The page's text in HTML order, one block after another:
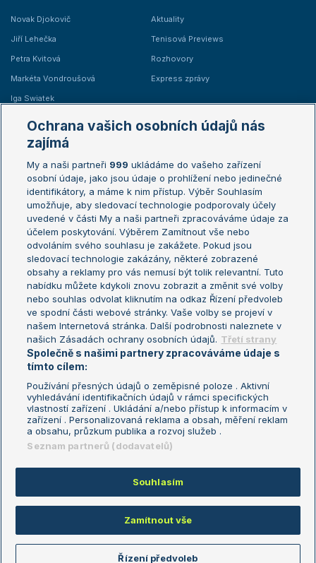
Novak Djokovič
Jiří Lehečka
Petra Kvitová
Markéta Vondroušová
Iga Swiatek
Aktuality
Tenisová Previews
Rozhovory
Express zprávy
Žebříčky
Žebříček ATP (muži)
Žebříček WTA (ženy)
Sázkařský žebříček
Australian Open
French Open
Wimbledon
US Open
Turnaj mistrů
Turnaj mistryň
Aktualní trendy
Fotbalové přestupy
Livesport Daily
LS Prague Open
Podmínky užití
Nastavení soukromí
GDPR a žurnalistika
Reklama
Kontakt
Informace o zpracování osobních
údajů
Copyright © 2008-2026 TenisPortal.cz. Využíváme zpravodajství ČTK.
Ochrana vašich osobních údajů nás
zajímá
My a naši partneři 999 ukládáme do vašeho zařízení
osobní údaje, jako jsou údaje o prohlížení nebo jedinečné
identifikátory, a máme k nim přístup. Výběr Souhlasím
umožňuje, aby sledovací technologie podporovaly účely
uvedené v části My a naši partneři zpracováváme údaje za
účelem poskytování. Výběrem Zamítnout vše nebo
odvoláním svého souhlasu je zakážete. Pokud jsou
sledovací technologie zakázány, některé zobrazené
obsahy a reklamy pro vás nemusí být tolik relevantní. Tuto
nabídku můžete kdykoli znovu zobrazit a změnit své volby
nebo souhlas odvolat kliknutím na odkaz Řízení předvoleb
ve spodní části webové stránky. Vaše volby se projeví v
našem Internetová stránka. Další podrobnosti naleznete v
našich Zásadách ochrany osobních údajů. Třetí strany
Společně s našimi partnery zpracováváme údaje s
tímto cílem:
Používání přesných údajů o zeměpisné poloze . Aktivní
vyhledávání identifikačních údajů v rámci specifických
vlastností zařízení . Ukládání a/nebo přístup k informacím v
zařízení . Personalizovaná reklama a obsah, měření reklam
a obsahu, průzkum publika a rozvoj služeb .
Seznam partnerů (dodavatelů)
Souhlasím
Zamítnout vše
Řízení předvoleb